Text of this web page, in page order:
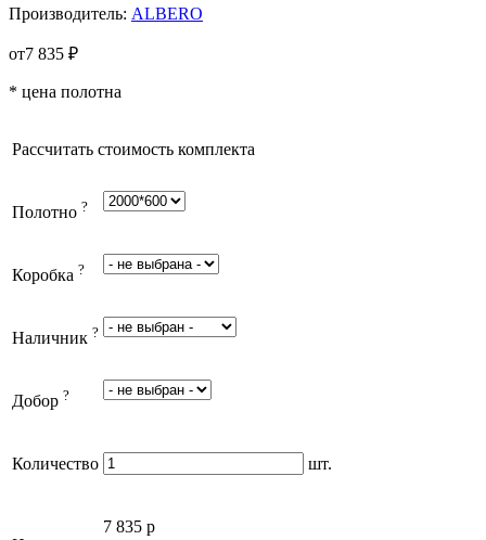
Производитель: ALBERO
от7 835 ₽
* цена полотна
Рассчитать стоимость комплекта
Полотно ?
Коробка ?
Наличник ?
Добор ?
Количество шт.
7 835 p